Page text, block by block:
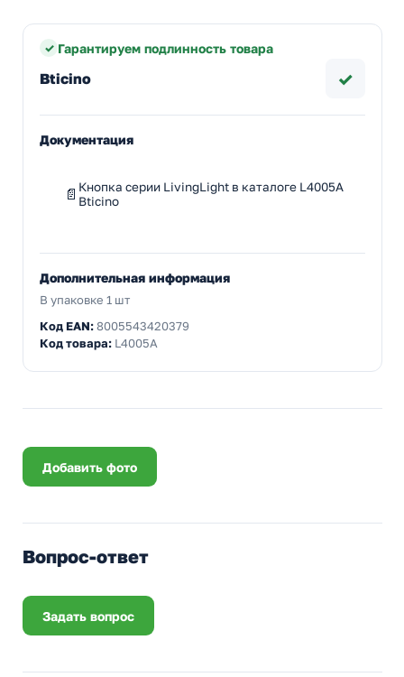
Гарантируем подлинность товара
Bticino ✓
Документация
Кнопка серии LivingLight в каталоге L4005A
Bticino
Дополнительная информация
В упаковке 1 шт
Код EAN:8005543420379
Код товара: L4005A
Добавить фото
Вопрос-ответ
Задать вопрос